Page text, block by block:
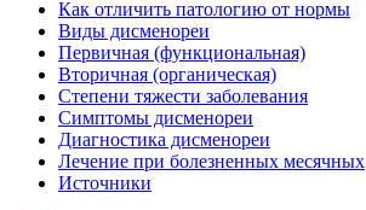
Как отличить патологию от нормы
Виды дисменореи
Первичная (функциональная)
Вторичная (органическая)
Степени тяжести заболевания
Симптомы дисменореи
Диагностика дисменореи
Лечение при болезненных месячных
Источники